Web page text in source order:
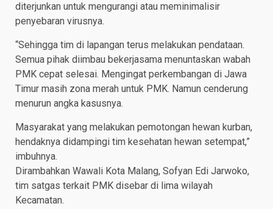
diterjunkan untuk mengurangi atau meminimalisir
penyebaran virusnya.
“Sehingga tim di lapangan terus melakukan pendataan.
Semua pihak diimbau bekerjasama menuntaskan wabah
PMK cepat selesai. Mengingat perkembangan di Jawa
Timur masih zona merah untuk PMK. Namun cenderung
menurun angka kasusnya.
Masyarakat yang melakukan pemotongan hewan kurban,
hendaknya didampingi tim kesehatan hewan setempat,”
imbuhnya.
Dirambahkan Wawali Kota Malang, Sofyan Edi Jarwoko,
tim satgas terkait PMK disebar di lima wilayah
Kecamatan.